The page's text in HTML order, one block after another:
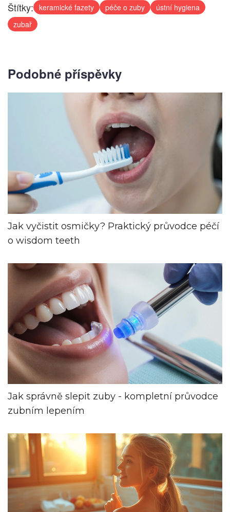
Štítky: keramické fazety péče o zuby
ústní hygiena
zubař
Podobné příspěvky
Jak vyčistit osmičky? Praktický průvodce péčí
o wisdom teeth
Jak správně slepit zuby - kompletní průvodce
zubním lepením